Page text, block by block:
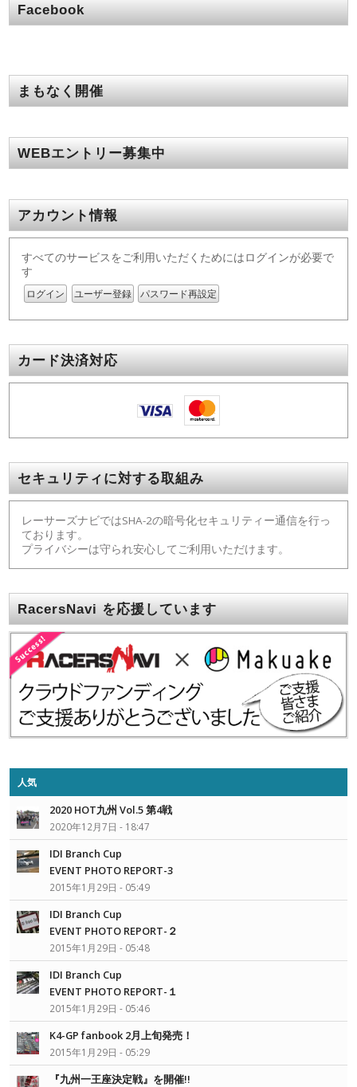
Facebook
まもなく開催
WEBエントリー募集中
アカウント情報
すべてのサービスをご利用いただくためにはログインが必要で
す
ログイン ユーザー登録 パスワード再設定
カード決済対応
セキュリティに対する取組み
レーサーズナビではSHA-2の暗号化セキュリティー通信を行っ
ております。
プライバシーは守られ安心してご利用いただけます。
RacersNavi を応援しています
人気
2020 HOT九州 Vol.5 第4戦
2020年12月7日 - 18:47
IDI Branch Cup
EVENT PHOTO REPORT-3
2015年1月29日 - 05:49
IDI Branch Cup
EVENT PHOTO REPORT-２
2015年1月29日 - 05:48
IDI Branch Cup
EVENT PHOTO REPORT-１
2015年1月29日 - 05:46
K4-GP fanbook 2月上旬発売！
2015年1月29日 - 05:29
『九州一王座決定戦』を開催!!